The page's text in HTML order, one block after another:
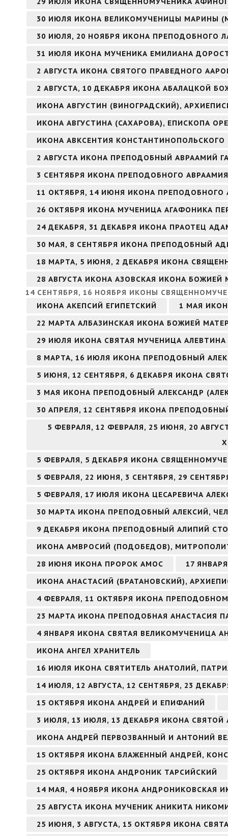
30 ИЮЛЯ ИКОНА ВЕЛИКОМУЧЕНИЦЫ МАРИНЫ
30 ИЮЛЯ, 20 НОЯБРЯ ИКОНА ПРЕПОДОБНОГО
31 ИЮЛЯ ИКОНА МУЧЕНИКА ЕМИЛИАНА
2 АВГУСТА ИКОНА СВЯТОГО ПРАВЕДНОГО
2 АВГУСТА, 10 ДЕКАБРЯ ИКОНА АБАЛАЦКОЙ
ИКОНА АВГУСТИН (ВИНОГРАДСКИЙ),
ИКОНА АВГУСТИНА (САХАРОВА), ЕПИСКОПА
ИКОНА АВКСЕНТИЯ КОНСТАНТИНОПОЛЬСКОГО
2 АВГУСТА ИКОНА ПРЕПОДОБНЫЙ АВРААМИЙ
3 СЕНТЯБРЯ ИКОНА ПРЕПОДОБНОГО
11 ОКТЯБРЯ, 14 ИЮНЯ ИКОНА ПРЕПОДОБНОГО
26 ОКТЯБРЯ ИКОНА МУЧЕНИЦА АГАФОНИКА
24 ДЕКАБРЯ, 31 ДЕКАБРЯ ИКОНА ПРАОТЕЦ
30 МАЯ, 8 СЕНТЯБРЯ ИКОНА ПРЕПОДОБНЫЙ
18 МАРТА, 5 ИЮНЯ, 2 ДЕКАБРЯ ИКОНА
28 АВГУСТА ИКОНА АЗОВСКАЯ ИКОНА БОЖИЕЙ
14 СЕНТЯБРЯ, 16 НОЯБРЯ ИКОНЫ
ИКОНА АКЕПСИЙ ЕГИПЕТСКИЙ
1 МАЯ
22 МАРТА АЛБАЗИНСКАЯ ИКОНА БОЖИЕЙ
29 ИЮЛЯ ИКОНА СВЯТАЯ МУЧЕНИЦА
8 МАРТА, 16 ИЮЛЯ ИКОНА ПРЕПОДОБНЫЙ
5 ИЮНЯ, 12 СЕНТЯБРЯ, 6 ДЕКАБРЯ ИКОНА
3 МАЯ ИКОНА ПРЕПОДОБНЫЙ АЛЕКСАНДР
30 АПРЕЛЯ, 12 СЕНТЯБРЯ ИКОНА
5 ФЕВРАЛЯ, 12 ФЕВРАЛЯ, 25 ИЮНЯ, 20
5 ФЕВРАЛЯ, 5 ДЕКАБРЯ ИКОНА
5 ФЕВРАЛЯ, 22 ИЮНЯ, 3 СЕНТЯБРЯ, 29
5 ФЕВРАЛЯ, 17 ИЮЛЯ ИКОНА ЦЕСАРЕВИЧА
30 МАРТА ИКОНА ПРЕПОДОБНЫЙ АЛЕКСИЙ,
9 ДЕКАБРЯ ИКОНА ПРЕПОДОБНЫЙ АЛИПИЙ
ИКОНА АМВРОСИЙ (ПОДОБЕДОВ),
28 ИЮНЯ ИКОНА ПРОРОК АМОС
17
ИКОНА АНАСТАСИЙ (БРАТАНОВСКИЙ),
4 ФЕВРАЛЯ, 11 ОКТЯБРЯ ИКОНА
23 МАРТА ИКОНА ПРЕПОДОБНАЯ АНАСТАСИЯ
4 ЯНВАРЯ ИКОНА СВЯТАЯ ВЕЛИКОМУЧЕНИЦА
ИКОНА АНГЕЛ ХРАНИТЕЛЬ
16 ИЮЛЯ ИКОНА СВЯТИТЕЛЬ АНАТОЛИЙ,
14 ИЮЛЯ, 12 АВГУСТА, 12 СЕНТЯБРЯ, 23
15 ОКТЯБРЯ ИКОНА АНДРЕЙ И ЕПИФАНИЙ
3 ИЮЛЯ, 13 ИЮЛЯ, 13 ДЕКАБРЯ ИКОНА
ИКОНА АНДРЕЙ ПЕРВОЗВАННЫЙ И АНТОНИЙ
15 ОКТЯБРЯ ИКОНА БЛАЖЕННЫЙ АНДРЕЙ,
25 ОКТЯБРЯ ИКОНА АНДРОНИК ТАРСИЙСКИЙ
14 МАЯ, 4 НОЯБРЯ ИКОНА АНДРОНИКОВСКАЯ
25 АВГУСТА ИКОНА МУЧЕНИК АНИКИТА
25 ИЮНЯ, 3 АВГУСТА, 15 ОКТЯБРЯ ИКОНА